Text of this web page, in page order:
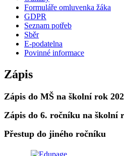
Formuláře omluvenka žáka
GDPR
Seznam potřeb
Sběr
E-podatelna
Povinné informace
Zápis
Zápis do MŠ na školní rok
Zápis do 6. ročníku na školní
Přestup do jiného ročníku